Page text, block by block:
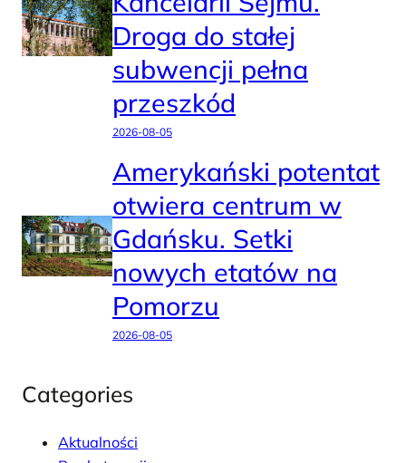
Droga do stałej
subwencji pełna
przeszkód
2026-08-05
Amerykański potentat
otwiera centrum w
Gdańsku. Setki
nowych etatów na
Pomorzu
2026-08-05
Categories
Aktualności